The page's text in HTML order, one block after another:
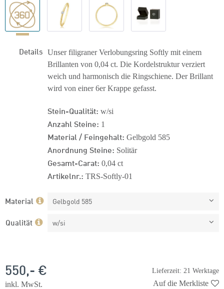
Details Unser filigraner Verlobungsring Softly mit einem
Brillanten von 0,04 ct. Die Kordelstruktur verziert
weich und harmonisch die Ringschiene. Der Brillant
wird von einer 6er Krappe gefasst.
Stein-Qualität: w/si
Anzahl Steine: 1
Material / Feingehalt: Gelbgold 585
Anordnung Steine: Solitär
Gesamt-Carat: 0,04 ct
Artikelnr.: TRS-Softly-01
Material Gelbgold 585
Qualität w/si
Lieferzeit: 21 Werktage
550,- €
inkl. MwSt.
Auf die Merkliste